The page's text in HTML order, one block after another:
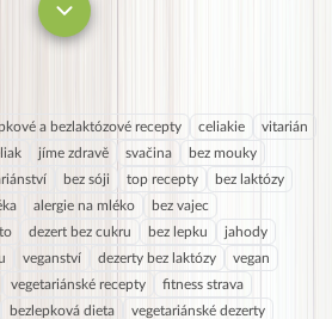
a bezlaktózové recepty celiakie
vitarián
jíme zdravě svačina
bez mouky
bez sóji top recepty
bez laktózy
alergie na mléko
bez vajec
dezert bez cukru bez lepku
jahody
veganství dezerty bez laktózy
vegan
vegetariánské recepty
fitness strava
bezlepková dieta vegetariánské dezerty